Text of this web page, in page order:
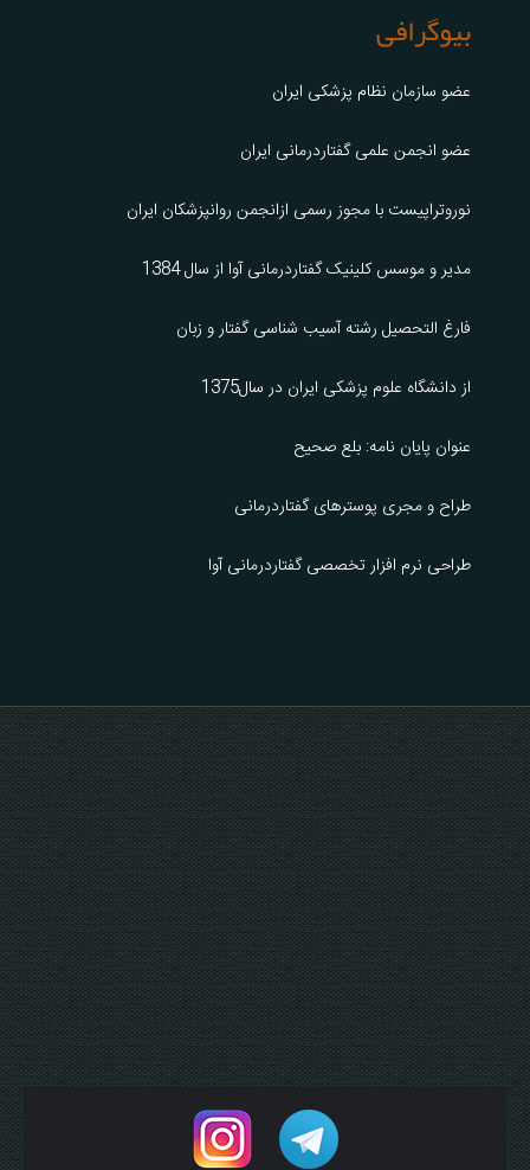
بیوگرافی
عضو سازمان نظام پزشکی ایران
عضو انجمن علمی گفتاردرمانی ایران
نوروتراپیست با مجوز رسمی ازانجمن روانپزشکان ایران
مدیر و موسس کلینیک گفتاردرمانی آوا از سال 1384
فارغ التحصیل رشته آسیب شناسی گفتار و زبان
از دانشگاه علوم پزشکی ایران در سال1375
عنوان پایان نامه: بلع صحیح
طراح و مجری پوسترهای گفتاردرمانی
طراحی نرم افزار تخصصی گفتاردرمانی آوا